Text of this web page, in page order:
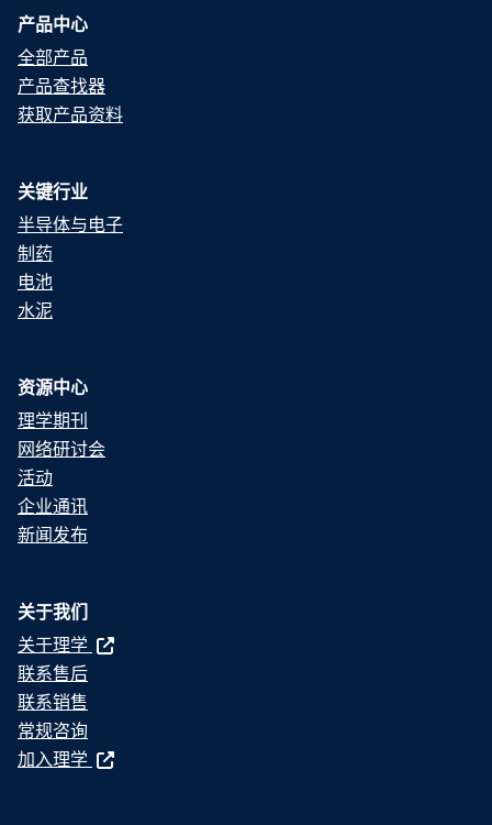
产品中心
全部产品
产品查找器
获取产品资料
关键行业
半导体与电子
制药
电池
水泥
资源中心
理学期刊
网络研讨会
活动
企业通讯
新闻发布
关于我们
关于理学
联系售后
联系销售
常规咨询
加入理学